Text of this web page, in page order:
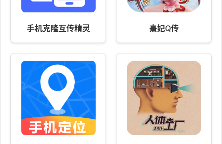
手机克隆互传精灵 熹妃Q传